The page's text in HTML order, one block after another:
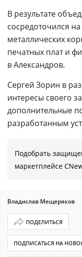
В результате
сосредоточился
металлических
печатных плат и
в Александров.
Сергей Зорин в
интересы своего
дополнительные
разработанным
Подобрать
маркетплейсе
Владислав Мещеряков
ПОДЕЛИТЬСЯ
ПОДПИСАТЬСЯ НА